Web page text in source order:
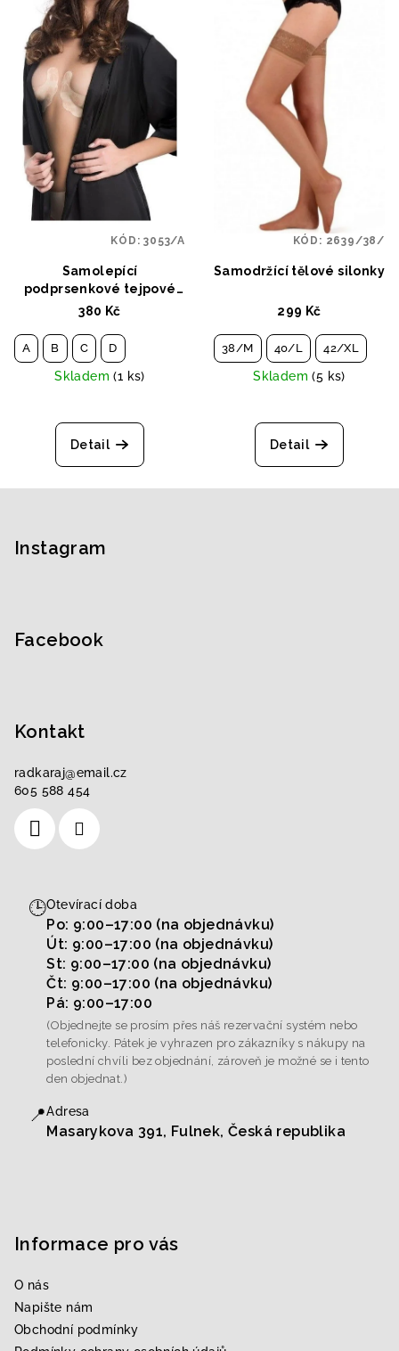
Samolepící
podprsenkové tejpové
náplasti PUSH-UP
380 Kč
A B C D
Skladem(1 ks)
Detail
KÓD:3053/A
Samodržící tělové silonky
299 Kč
38/M 40/L 42/XL
Skladem(5 ks)
Detail
KÓD: 2639/38/
Instagram
Facebook
Kontakt
radkaraj@email.cz
605 588 454
🕒Otevírací doba
Po: 9:00–17:00 (na objednávku)
Út: 9:00–17:00 (na objednávku)
St: 9:00–17:00 (na objednávku)
Čt: 9:00–17:00 (na objednávku)
Pá: 9:00–17:00
(Objednejte se prosím přes náš rezervační systém nebo
telefonicky. Pátek je vyhrazen pro zákazníky s nákupy na
poslední chvíli bez objednání, zároveň je možné se i tento
den objednat.)
📍Adresa
Masarykova 391, Fulnek, Česká republika
Informace pro vás
O nás
Napište nám
Obchodní podmínky